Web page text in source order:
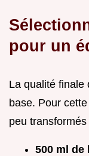
pour un
La qualité finale
base. Pour
peu
500 ml de